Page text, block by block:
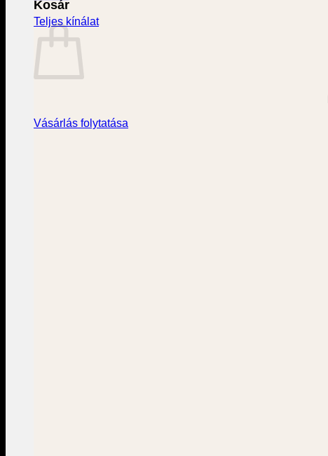
Kosár
Vásárlás folytatása
Teljes kínálat